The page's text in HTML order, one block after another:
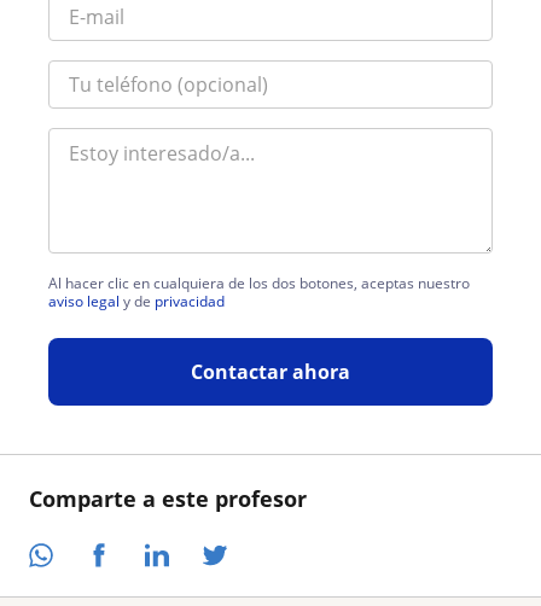
Comparte a este profesor
Al hacer clic en cualquiera de los dos botones, aceptas nuestro
aviso legal y de privacidad
Contactar ahora